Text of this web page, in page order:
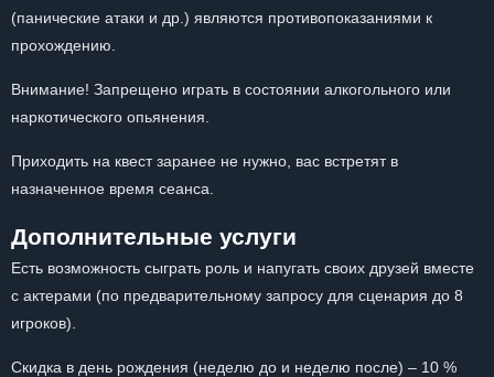
(панические атаки и др.) являются противопоказаниями к
прохождению.
Внимание! Запрещено играть в состоянии алкогольного или
наркотического опьянения.
Приходить на квест заранее не нужно, вас встретят в
назначенное время сеанса.
Дополнительные услуги
Есть возможность сыграть роль и напугать своих друзей вместе
с актерами (по предварительному запросу для сценария до 8
игроков).
Скидка в день рождения (неделю до и неделю после) – 10 %